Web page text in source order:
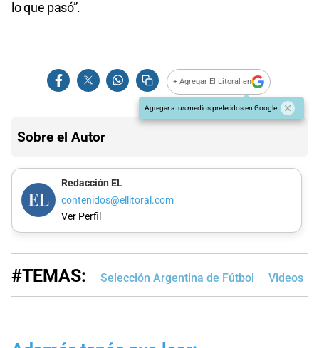
lo que pasó”.
+ Agregar El Litoral en
Agregar a tus medios preferidos en Google
Sobre el Autor
Redacción EL
contenidos@ellitoral.com
Ver Perfil
#TEMAS: Selección Argentina de Fútbol Videos